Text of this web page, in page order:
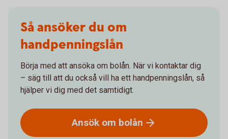
Så ansöker du om
handpenningslån
Börja med att ansöka om bolån. När vi kontaktar dig
– säg till att du också vill ha ett handpenningslån, så
hjälper vi dig med det samtidigt.
Ansök om bolån